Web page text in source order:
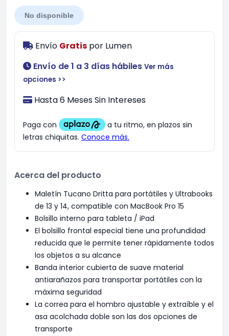
No disponible
Envío Gratis por Lumen
Envío de 1 a 3 días hábiles Ver más
opciones >>
Hasta 6 Meses Sin Intereses
Acerca del producto
Maletín Tucano Dritta para portátiles y Ultrabooks
de 13 y 14, compatible con MacBook Pro 15
Bolsillo interno para tableta / iPad
El bolsillo frontal especial tiene una profundidad
reducida que le permite tener rápidamente todos
los objetos a su alcance
Banda interior cubierta de suave material
antiarañazos para transportar portátiles con la
máxima seguridad
La correa para el hombro ajustable y extraíble y el
asa acolchada doble son las dos opciones de
transporte